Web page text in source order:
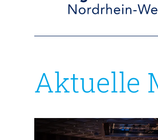
Aktuelle